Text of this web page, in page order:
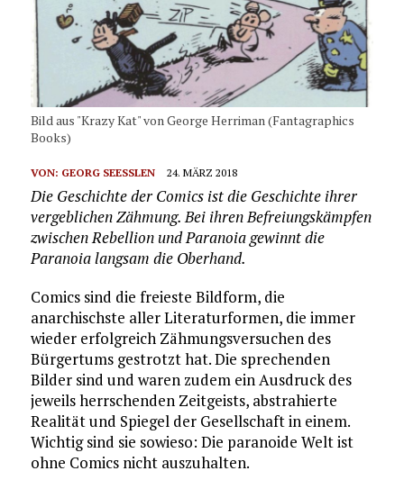
Bild aus "Krazy Kat" von George Herriman (Fantagraphics
Books)
VON: GEORG SEESSLEN 24. MÄRZ 2018
Die Geschichte der Comics ist die Geschichte ihrer
vergeblichen Zähmung. Bei ihren Befreiungskämpfen
zwischen Rebellion und Paranoia gewinnt die
Paranoia langsam die Oberhand.
Comics sind die freieste Bildform, die
anarchischste aller Literaturformen, die immer
wieder erfolgreich Zähmungsversuchen des
Bürgertums gestrotzt hat. Die sprechenden
Bilder sind und waren zudem ein Ausdruck des
jeweils herrschenden Zeitgeists, abstrahierte
Realität und Spiegel der Gesellschaft in einem.
Wichtig sind sie sowieso: Die paranoide Welt ist
ohne Comics nicht auszuhalten.